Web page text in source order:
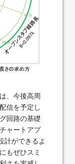
、今後高周
信を予定し
回路の基礎
ャートアプ
計ができるよ
もぜひスミ